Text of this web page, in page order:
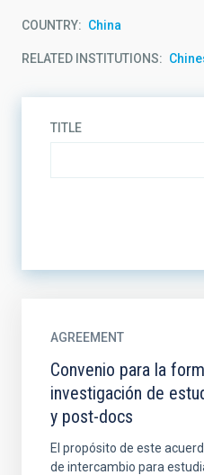
COUNTRY China
RELATED INSTITUTIONS
TITLE
AGREEMENT
Convenio para la
investigación de
y post-docs
El propósito de este
de intercambio para